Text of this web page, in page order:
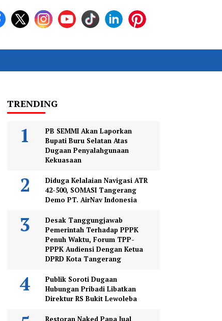
TRENDING
PB SEMMI Akan Laporkan
Bupati Buru Selatan Atas
Dugaan Penyalahgunaan
Kekuasaan
Diduga Kelalaian Navigasi ATR
42-500, SOMASI Tangerang
Demo PT. AirNav Indonesia
Desak Tanggungjawab
Pemerintah Terhadap PPPK
Penuh Waktu, Forum TPP-
PPPK Audiensi Dengan Ketua
DPRD Kota Tangerang
Publik Soroti Dugaan
Hubungan Pribadi Libatkan
Direktur RS Bukit Lewoleba
Restoran Naked Papa Jual